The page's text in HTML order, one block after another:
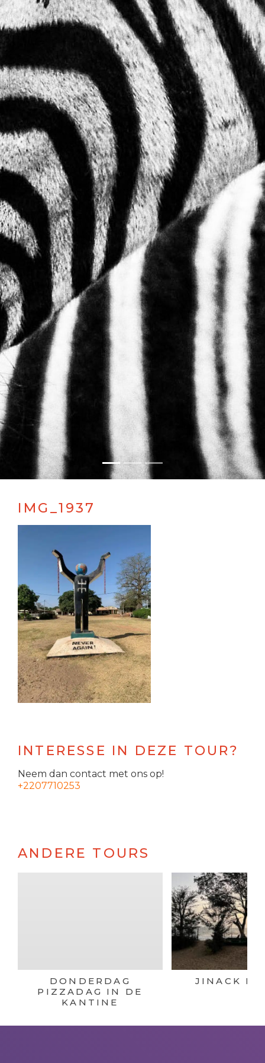
Previous
IMG_1937
INTERESSE IN DEZE TOUR?
Neem dan contact met ons op!
+2207710253
ANDERE TOURS
DONDERDAG
PIZZADAG IN DE
KANTINE
JINACK